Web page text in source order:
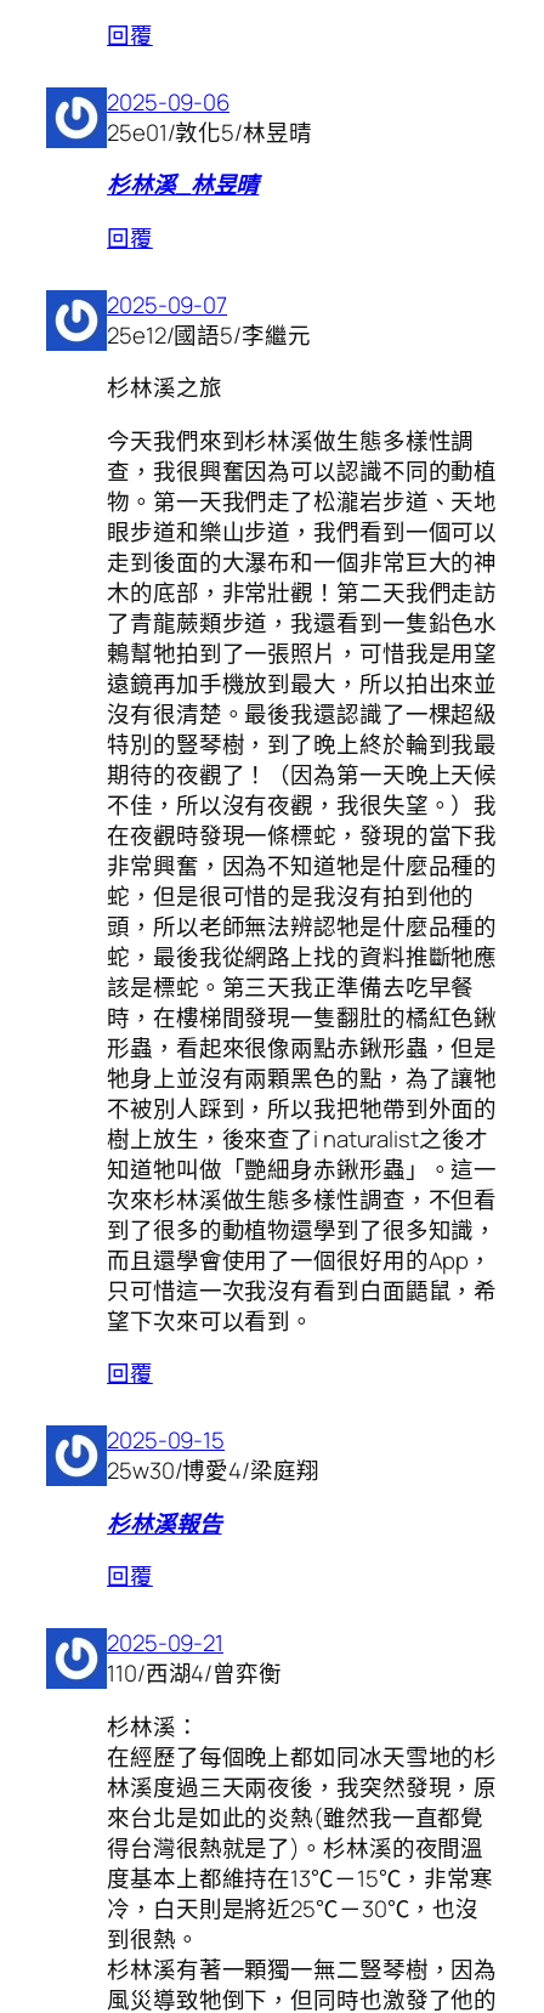
回覆
2025-09-06
25e01/敦化5/林昱晴
杉林溪_林昱晴
回覆
2025-09-07
25e12/國語5/李繼元
杉林溪之旅
今天我們來到杉林溪做生態多樣性調
查，我很興奮因為可以認識不同的動植
物。第一天我們走了松瀧岩步道、天地
眼步道和樂山步道，我們看到一個可以
走到後面的大瀑布和一個非常巨大的神
木的底部，非常壯觀！第二天我們走訪
了青龍蕨類步道，我還看到一隻鉛色水
鶇幫牠拍到了一張照片，可惜我是用望
遠鏡再加手機放到最大，所以拍出來並
沒有很清楚。最後我還認識了一棵超級
特別的豎琴樹，到了晚上終於輪到我最
期待的夜觀了！（因為第一天晚上天候
不佳，所以沒有夜觀，我很失望。）我
在夜觀時發現一條標蛇，發現的當下我
非常興奮，因為不知道牠是什麼品種的
蛇，但是很可惜的是我沒有拍到他的
頭，所以老師無法辨認牠是什麼品種的
蛇，最後我從網路上找的資料推斷牠應
該是標蛇。第三天我正準備去吃早餐
時，在樓梯間發現一隻翻肚的橘紅色鍬
形蟲，看起來很像兩點赤鍬形蟲，但是
牠身上並沒有兩顆黑色的點，為了讓牠
不被別人踩到，所以我把牠帶到外面的
樹上放生，後來查了i naturalist之後才
知道牠叫做「艷細身赤鍬形蟲」。這一
次來杉林溪做生態多樣性調查，不但看
到了很多的動植物還學到了很多知識，
而且還學會使用了一個很好用的App，
只可惜這一次我沒有看到白面鼯鼠，希
望下次來可以看到。
回覆
2025-09-15
25w30/博愛4/梁庭翔
杉林溪報告
回覆
2025-09-21
110/西湖4/曾弈衡
杉林溪：
在經歷了每個晚上都如同冰天雪地的杉
林溪度過三天兩夜後，我突然發現，原
來台北是如此的炎熱(雖然我一直都覺
得台灣很熱就是了)。杉林溪的夜間溫
度基本上都維持在13℃－15℃，非常寒
冷，白天則是將近25℃－30℃，也沒
到很熱。
杉林溪有著一顆獨一無二豎琴樹，因為
風災導致牠倒下，但同時也激發了他的